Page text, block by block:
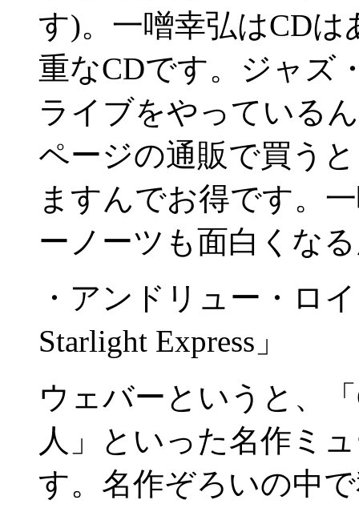
す)。一噌幸弘はCD
重なCDです。ジャズ
ライブをやっている
ページの通販で買う
ますんでお得です。
ーノーツも面白くな
・アンドリュー・ロ
Starlight Express」
ウェバーというと、
人」といった名作ミ
す。名作ぞろいの中